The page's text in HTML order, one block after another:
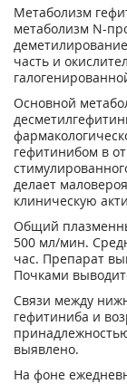
Метаболизм
метаболизм N-
часть и
Основной
гефитинибом в
делает
клиническую
Общий
500 мл/мин.
час. Препарат
Почками
Связи между
гефитиниба и
выявлено.
На фоне